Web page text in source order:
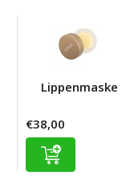
Lippenmaske
€38,00